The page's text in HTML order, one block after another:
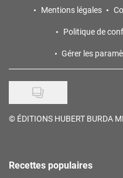
Mentions légales
Politique de
Gérer les
© ÉDITIONS HUBERT BURDA
Recettes populaires